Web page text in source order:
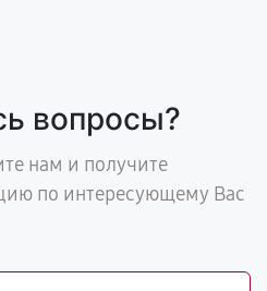
вопросы?
нам и получите
по интересующему Вас